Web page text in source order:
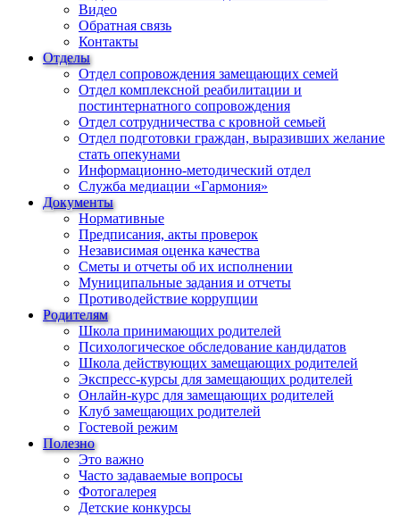
Видео
Обратная связь
Контакты
Отделы
Отдел сопровождения замещающих семей
Отдел комплексной реабилитации и
постинтернатного сопровождения
Отдел сотрудничества с кровной семьей
Отдел подготовки граждан, выразивших желание
стать опекунами
Информационно-методический отдел
Служба медиации «Гармония»
Документы
Нормативные
Предписания, акты проверок
Независимая оценка качества
Сметы и отчеты об их исполнении
Муниципальные задания и отчеты
Противодействие коррупции
Родителям
Школа принимающих родителей
Психологическое обследование кандидатов
Школа действующих замещающих родителей
Экспресс-курсы для замещающих родителей
Онлайн-курс для замещающих родителей
Клуб замещающих родителей
Гостевой режим
Полезно
Это важно
Часто задаваемые вопросы
Фотогалерея
Детские конкурсы